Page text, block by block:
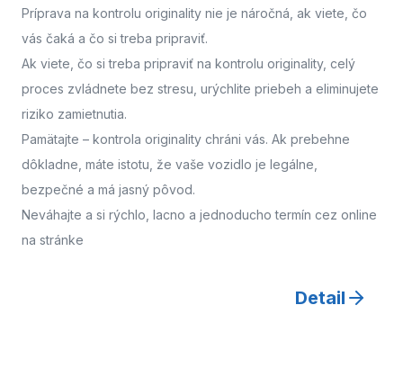
Príprava na kontrolu originality nie je náročná, ak viete, čo
vás čaká a čo si treba pripraviť.
Ak viete, čo si treba pripraviť na kontrolu originality, celý
proces zvládnete bez stresu, urýchlite priebeh a eliminujete
riziko zamietnutia.
Pamätajte – kontrola originality chráni vás. Ak prebehne
dôkladne, máte istotu, že vaše vozidlo je legálne,
bezpečné a má jasný pôvod.
Neváhajte a si rýchlo, lacno a jednoducho termín cez online
na stránke
Detail